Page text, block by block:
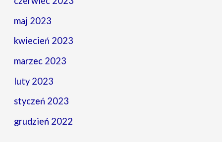
maj 2023
kwiecień 2023
marzec 2023
luty 2023
styczeń 2023
grudzień 2022